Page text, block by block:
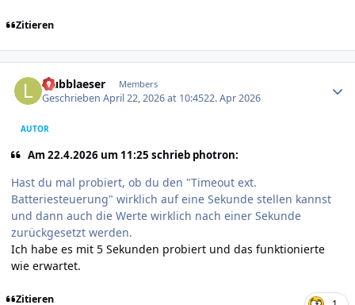
Zitieren
laubblaeser Members
GeschriebenApril 22, 2026 at 10:4522. Apr 2026
AUTOR
Am 22.4.2026 um 11:25 schrieb photron:
Hast du mal probiert, ob du den "Timeout ext.
Batteriesteuerung" wirklich auf eine Sekunde stellen kannst
und dann auch die Werte wirklich nach einer Sekunde
zurückgesetzt werden.
Ich habe es mit 5 Sekunden probiert und das funktionierte
wie erwartet.
Zitieren